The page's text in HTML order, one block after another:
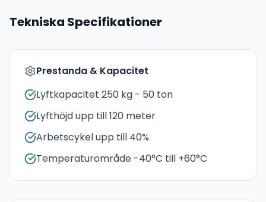
Tekniska Specifikationer
Prestanda & Kapacitet
Lyftkapacitet 250 kg - 50 ton
Lyfthöjd upp till 120 meter
Arbetscykel upp till 40%
Temperaturområde -40°C till +60°C